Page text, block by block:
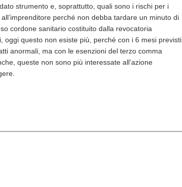
strumento e, soprattutto, quali sono i rischi per i
perché non debba tardare un minuto di
cordone sanitario costituito dalla revocatoria
questo non esiste più, perché con i 6 mesi previsti
anormali, ma con le esenzioni del terzo comma
queste non sono più interessate all’azione